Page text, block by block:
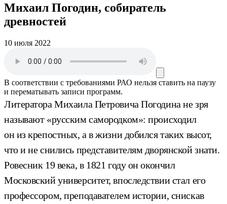
Михаил Погодин, собиратель
древностей
10 июля 2022
В соответствии с требованиями РАО нельзя ставить на паузу
и перематывать записи программ.
Литератора Михаила Петровича Погодина не зря
называют «русским самородком»: происходил
он из крепостных, а в жизни добился таких высот,
что и не снились представителям дворянской знати.
Ровесник 19 века, в 1821 году он окончил
Московский университет, впоследствии стал его
профессором, преподавателем истории, снискав